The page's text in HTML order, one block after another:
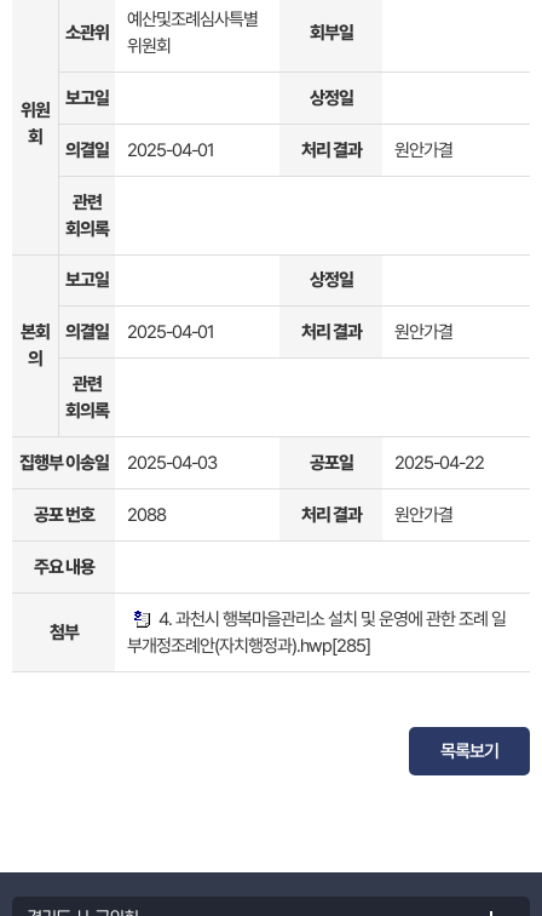
위원
회
소관위
예산및조례심사특별
위원회
회부일
보고일 상정일
의결일 2025-04-01 처리 결과 원안가결
관련
회의록
본회
의
보고일 상정일
의결일 2025-04-01 처리 결과 원안가결
관련
회의록
집행부 이송일 2025-04-03 공포일 2025-04-22
공포 번호 2088 처리 결과 원안가결
주요 내용
첨부
4. 과천시 행복마을관리소 설치 및 운영에 관한 조례 일
부개정조례안(자치행정과).hwp[285]
목록보기